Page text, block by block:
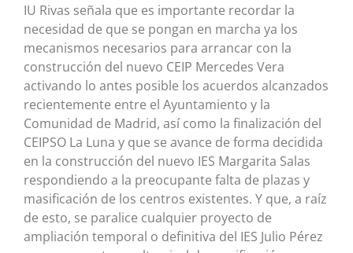
IU Rivas señala que es importante recordar la
necesidad de que se pongan en marcha ya los
mecanismos necesarios para arrancar con la
construcción del nuevo CEIP Mercedes Vera
activando lo antes posible los acuerdos alcanzados
recientemente entre el Ayuntamiento y la
Comunidad de Madrid, así como la finalización del
CEIPSO La Luna y que se avance de forma decidida
en la construcción del nuevo IES Margarita Salas
respondiendo a la preocupante falta de plazas y
masificación de los centros existentes. Y que, a raíz
de esto, se paralice cualquier proyecto de
ampliación temporal o definitiva del IES Julio Pérez